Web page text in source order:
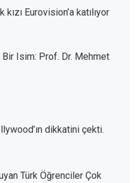
Eurovision’a katılıyor
Bir Isim: Prof. Dr. Mehmet
dikkatini çekti.
Türk Öğrenciler Çok